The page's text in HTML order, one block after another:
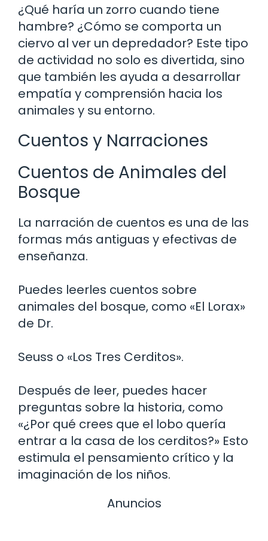
¿Qué haría un zorro cuando tiene
hambre? ¿Cómo se comporta un
ciervo al ver un depredador? Este tipo
de actividad no solo es divertida, sino
que también les ayuda a desarrollar
empatía y comprensión hacia los
animales y su entorno.
Cuentos y Narraciones
Cuentos de Animales del
Bosque
La narración de cuentos es una de las
formas más antiguas y efectivas de
enseñanza.
Puedes leerles cuentos sobre
animales del bosque, como «El Lorax»
de Dr.
Seuss o «Los Tres Cerditos».
Después de leer, puedes hacer
preguntas sobre la historia, como
«¿Por qué crees que el lobo quería
entrar a la casa de los cerditos?» Esto
estimula el pensamiento crítico y la
imaginación de los niños.
Anuncios